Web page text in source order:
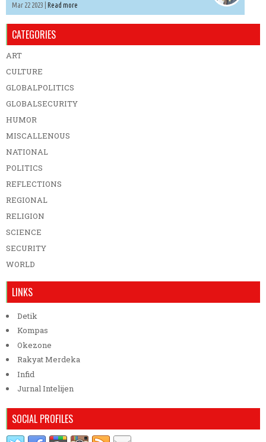
Mar 22 2023 | Read more
CATEGORIES
ART
CULTURE
GLOBALPOLITICS
GLOBALSECURITY
HUMOR
MISCALLENOUS
NATIONAL
POLITICS
REFLECTIONS
REGIONAL
RELIGION
SCIENCE
SECURITY
WORLD
LINKS
Detik
Kompas
Okezone
Rakyat Merdeka
Infid
Jurnal Intelijen
SOCIAL PROFILES